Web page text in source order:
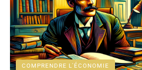
COMPRENDRE L'ÉCONOMIE